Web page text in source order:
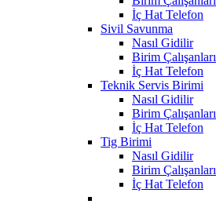
İç Hat Telefon
Sivil Savunma
Nasıl Gidilir
Birim Çalışanları
İç Hat Telefon
Teknik Servis Birimi
Nasıl Gidilir
Birim Çalışanları
İç Hat Telefon
Tig Birimi
Nasıl Gidilir
Birim Çalışanları
İç Hat Telefon